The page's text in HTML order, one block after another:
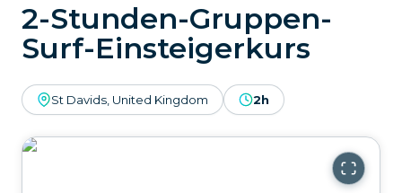
2-Stunden-Gruppen-
Surf-Einsteigerkurs
St Davids, United Kingdom 2h